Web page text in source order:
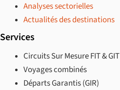
Analyses sectorielles
Actualités des destinations
Services
Circuits Sur Mesure FIT & GIT
Voyages combinés
Départs Garantis (GIR)